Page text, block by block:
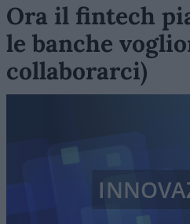
Ora il fintech
le banche
collaborarci)